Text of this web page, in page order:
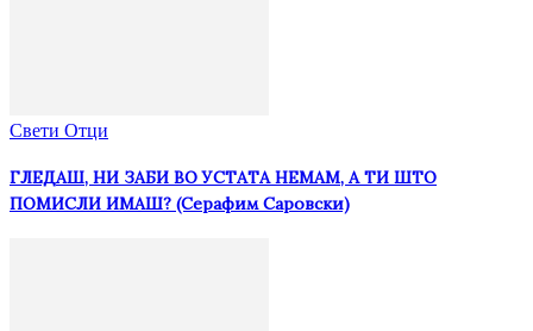
Свети Отци
ГЛЕДАШ, НИ ЗАБИ ВО УСТАТА НЕМАМ, А ТИ ШТО
ПОМИСЛИ ИМАШ? (Серафим Саровски)